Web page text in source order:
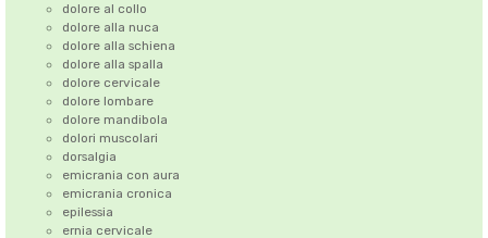
dolore al collo
dolore alla nuca
dolore alla schiena
dolore alla spalla
dolore cervicale
dolore lombare
dolore mandibola
dolori muscolari
dorsalgia
emicrania con aura
emicrania cronica
epilessia
ernia cervicale